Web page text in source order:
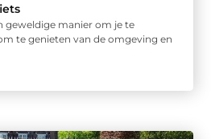
geweldige manier om je te
te genieten van de omgeving en